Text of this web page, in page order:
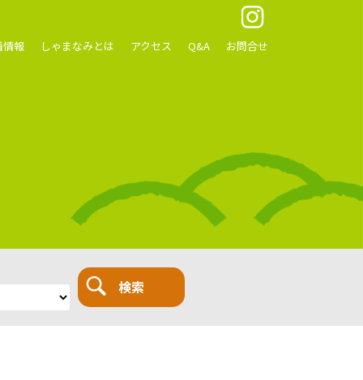
情報 しゃまなみとは アクセス Q&A お問合せ
検索